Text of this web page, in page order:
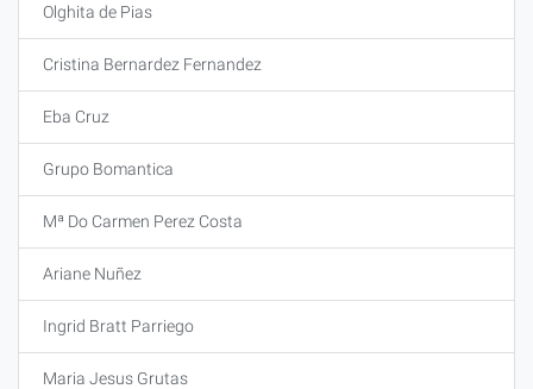
Olghita de Pias
Cristina Bernardez Fernandez
Eba Cruz
Grupo Bomantica
Mª Do Carmen Perez Costa
Ariane Nuñez
Ingrid Bratt Parriego
Maria Jesus Grutas